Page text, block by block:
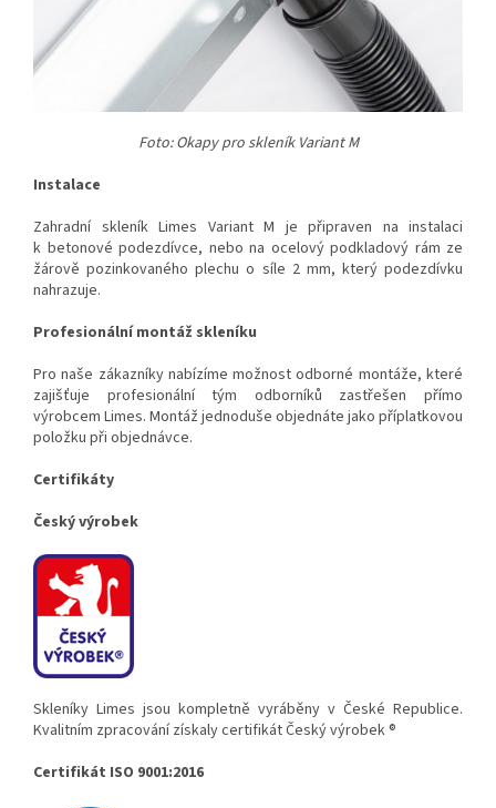
Foto: Okapy pro skleník Variant M
Instalace
Zahradní skleník Limes Variant M je připraven na instalaci
k betonové podezdívce, nebo na ocelový podkladový rám ze
žárově pozinkovaného plechu o síle 2 mm, který podezdívku
nahrazuje.
Profesionální montáž skleníku
Pro naše zákazníky nabízíme možnost odborné montáže, které
zajišťuje profesionální tým odborníků zastřešen přímo
výrobcem Limes. Montáž jednoduše objednáte jako příplatkovou
položku při objednávce.
Certifikáty
Český výrobek
Skleníky Limes jsou kompletně vyráběny v České Republice.
Kvalitním zpracování získaly certifikát Český výrobek ®
Certifikát ISO 9001:2016